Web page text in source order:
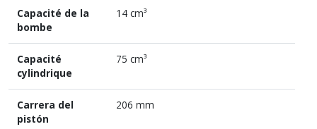
Capacité de la
bombe
14 cm³
Capacité
cylindrique
75 cm³
Carrera del
pistón
206 mm